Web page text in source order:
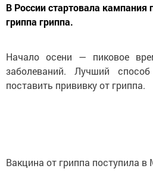
В России стартовала кампания
гриппа гриппа.
Начало осени — пиковое
заболеваний. Лучший
поставить прививку от гриппа.
Вакцина от гриппа поступила